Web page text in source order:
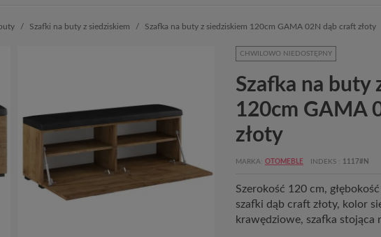
Szafki na buty z siedziskiem Szafka na buty z siedziskiem 120cm GAMA 02N dąb craft złoty
CHWILOWO NIEDOSTĘPNY
Szafka na buty
120cm GAMA
złoty
MARKA OTOMEBLE INDEKS 1117#N
Szerokość 120 cm,
szafki dąb craft złoty, kolor
krawędziowe, szafka stojąca